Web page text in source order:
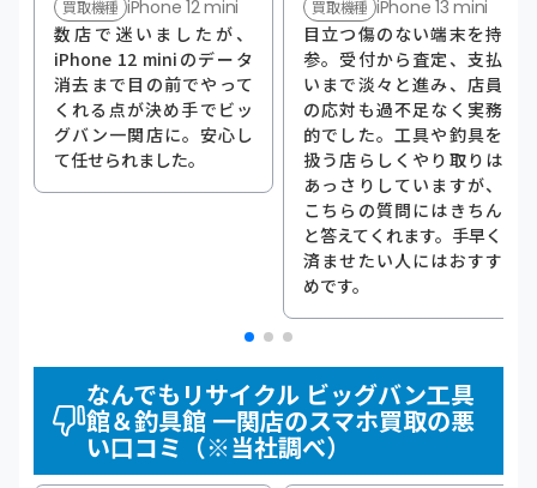
買取機種 iPhone 12 mini
数店で迷いましたが、
iPhone 12 miniのデータ
消去まで目の前でやって
くれる点が決め手でビッ
グバン一関店に。安心し
て任せられました。
買取機種 iPhone 13 mini
目立つ傷のない端末を持
参。受付から査定、支払
いまで淡々と進み、店員
の応対も過不足なく実務
的でした。工具や釣具を
扱う店らしくやり取りは
あっさりしていますが、
こちらの質問にはきちん
と答えてくれます。手早く
済ませたい人にはおすす
めです。
なんでもリサイクル ビッグバン工具
館＆釣具館 一関店のスマホ買取の悪
い口コミ（※当社調べ）